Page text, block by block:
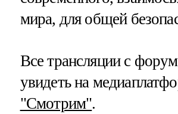
мира, для общей
Все трансляции с
увидеть на
"Смотрим".